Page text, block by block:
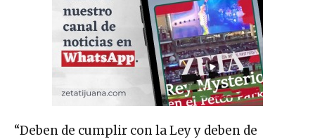
“Deben de cumplir con la Ley y deben de